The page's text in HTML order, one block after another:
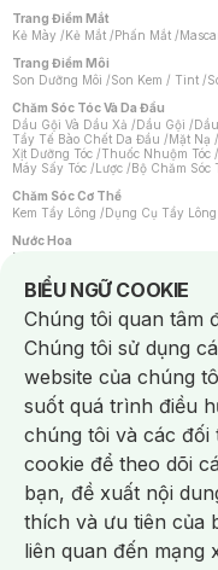
Trang Điểm Mắt
Kẻ Mày /Kẻ Mắt /Phấn Mắt /
Trang Điểm Môi
Son Dưỡng Môi /Son Kem / Tint /
Chăm Sóc Tóc Và Da Đầu
Dầu Gội Và Dầu Xả /Dầu Gội /
Tẩy Tế Bào Chết Da Đầu /Mặt Nạ
Xịt Dưỡng Tóc /Thuốc Nhuộm Tóc /
Máy Sấy Tóc /Lược /Bộ Chăm Sóc
Chăm Sóc Cơ Thể
Kem Tẩy Lông /Dụng Cụ Tẩy Lông
Nước Hoa
Nước Hoa Nữ
Chăm Sóc Cá Nhân
Chống Muỗi /Khẩu Trang /Máy
Sản Phẩm Chăm Sóc Khác /Bàn
Hỗ Trợ Trắng Răng/Kem Đánh
Tăm / Chỉ Nha Khoa/ Xịt Thơm
Khăn Ướt Vệ Sinh Vùng Kín/
Máy Cạo Râu
Vấn Đề Về Da
Da Dầu / Lỗ Chân Lông To/ Da
Da Nhạy Cảm / Kích Ứng
Da Xỉn
Quầng Thâm & Bọng Mắt /Sẹo /
Dụng Cụ / Phụ Kiện Chăm Sóc Da
Bông Tẩy Trang
Khăn Lau Mặt
Dụng Cụ Chăm Sóc Khác
BIỂU NGỮ COOKIE
Notice about cookies
Chúng tôi quan tâm
Chúng tôi sử dụng
website của chúng
suốt quá trình điều
chúng tôi và các đối
cookie để theo dõi
bạn, đề xuất nội
thích và ưu tiên của
liên quan đến mạng